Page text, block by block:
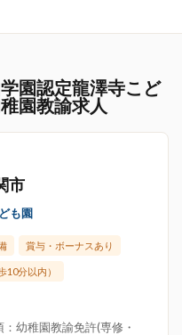
園認定龍澤寺こど
園教諭求人
市
も園
賞与・ボーナスあり
10分以内）
幼稚園教諭免許(専修・